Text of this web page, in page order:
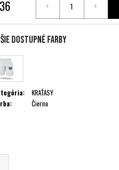
dostupné farby
:
KRAŤASY
: Čierna